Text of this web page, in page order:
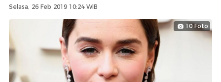
Selasa, 26 Feb 2019 10:24 WIB
10 Foto